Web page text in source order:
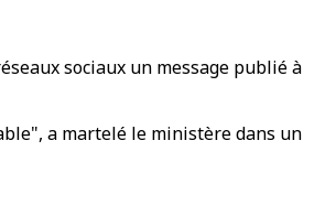
sociaux un message publié à
a martelé le ministère dans un